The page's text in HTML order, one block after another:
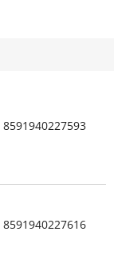
8591940227593
8591940227616